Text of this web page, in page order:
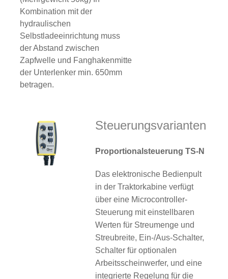
Kombination mit der
hydraulischen
Selbstladeeinrichtung muss
der Abstand zwischen
Zapfwelle und Fanghakenmitte
der Unterlenker min. 650mm
betragen.
Steuerungsvarianten
Proportionalsteuerung TS-N
Das elektronische Bedienpult
in der Traktorkabine verfügt
über eine Microcontroller-
Steuerung mit einstellbaren
Werten für Streumenge und
Streubreite, Ein-/Aus-Schalter,
Schalter für optionalen
Arbeitsscheinwerfer, und eine
integrierte Regelung für die